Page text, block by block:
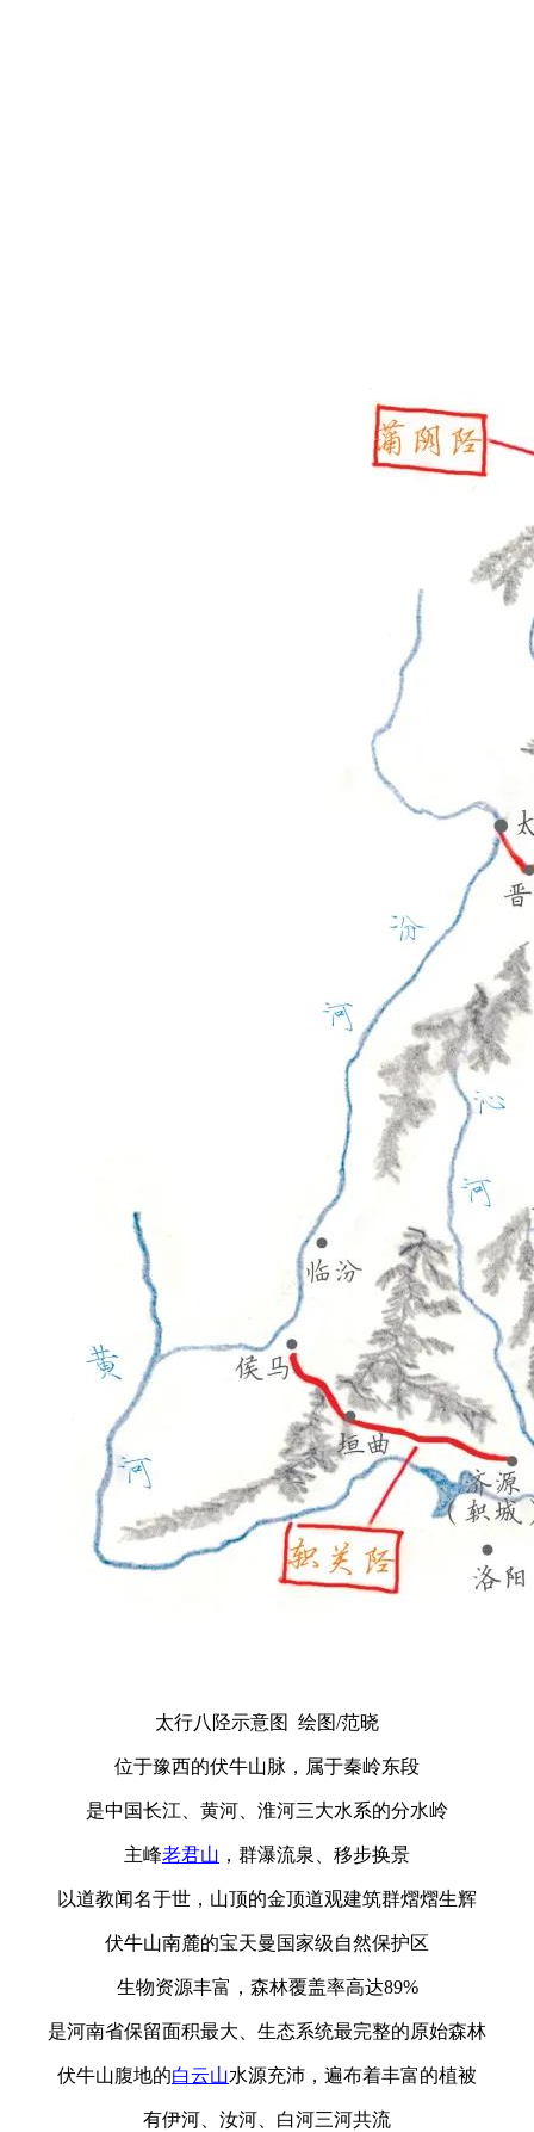
太行八陉示意图 绘图/范晓
位于豫西的伏牛山脉，属于秦岭东段
是中国长江、黄河、淮河三大水系的分水岭
主峰老君山 ，群瀑流泉、移步换景
以道教闻名于世，山顶的金顶道观建筑群熠熠生辉
伏牛山南麓的宝天曼国家级自然保护区
生物资源丰富，森林覆盖率高达89%
是河南省保留面积最大、生态系统最完整的原始森林
伏牛山腹地的白云山水源充沛，遍布着丰富的植被
有伊河、汝河、白河三河共流